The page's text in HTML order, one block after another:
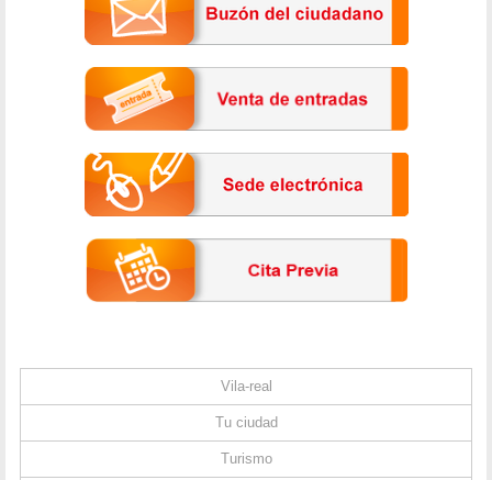
Vila-real
Tu ciudad
Turismo